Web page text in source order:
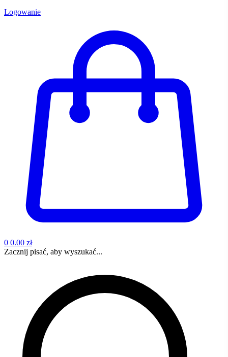
Logowanie
0 0.00 zł
Zacznij pisać, aby wyszukać...